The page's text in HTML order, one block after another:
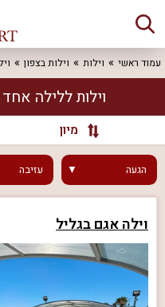
עמוד ראשי וילות וילות בצפון
וילות ללילה
מיון
הגעה עזיבה
וילה אגם בגליל